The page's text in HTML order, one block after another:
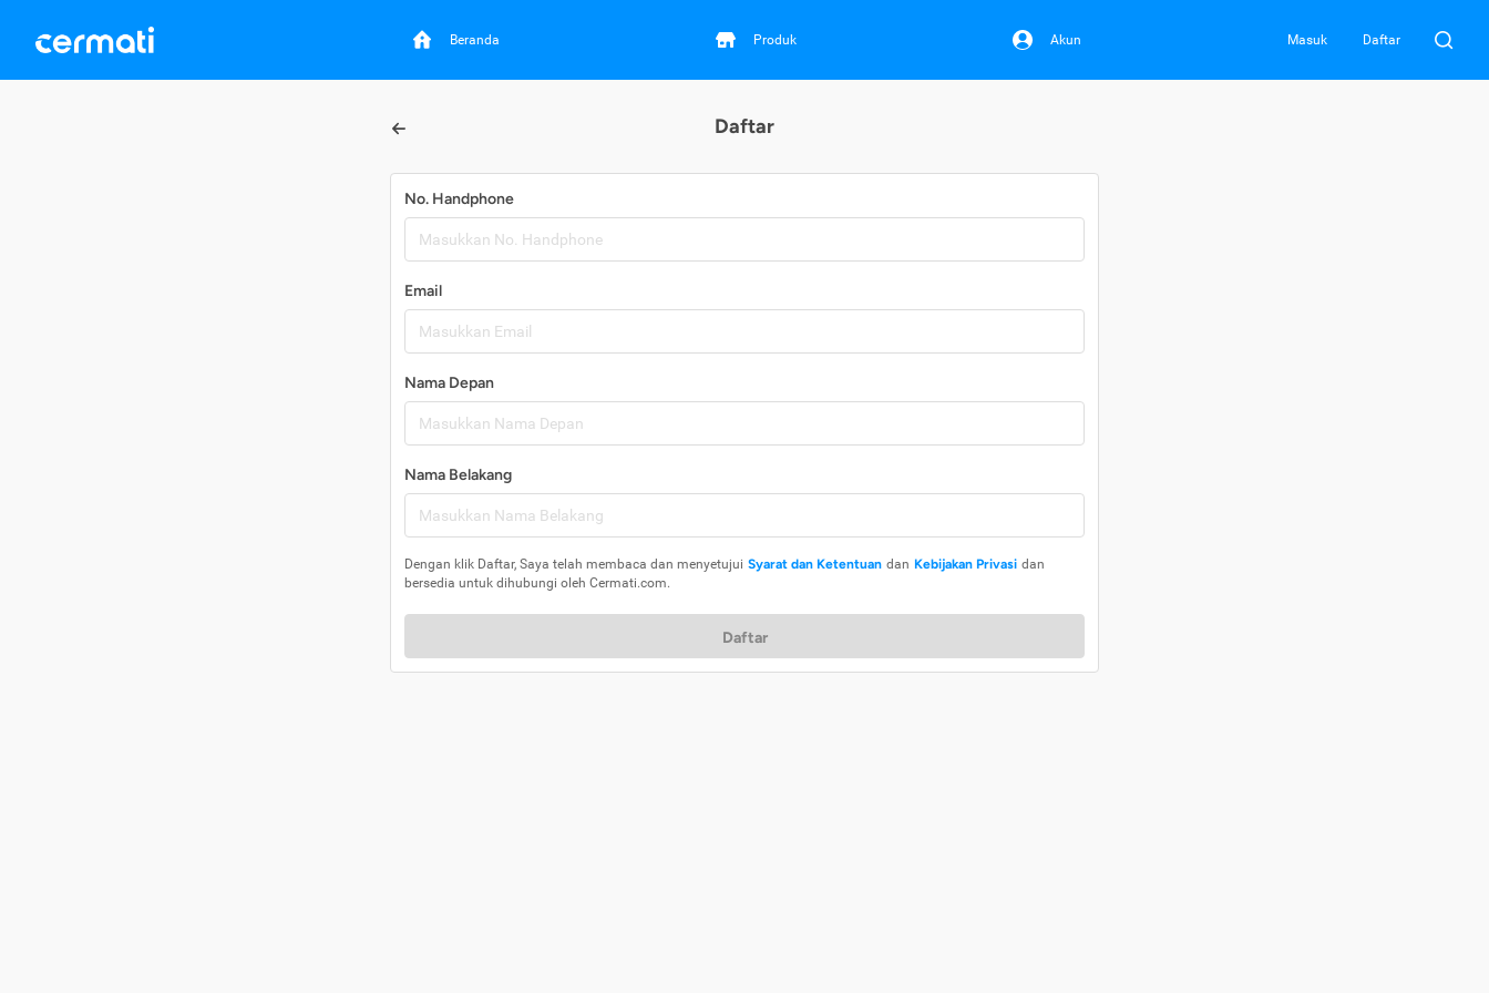
Beranda Produk Akun Masuk Daftar
Daftar
No. Handphone
Email
Nama Depan
Nama Belakang
Dengan klik Daftar, Saya telah membaca dan menyetujui Syarat dan Ketentuan dan Kebijakan Privasi dan
bersedia untuk dihubungi oleh Cermati.com.
Daftar